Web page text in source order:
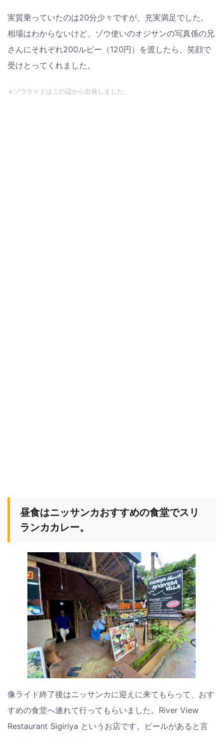
実質乗っていたのは20分少々ですが、充実満足でした。
相場はわからないけど、ゾウ使いのオジサンの写真係の兄
さんにそれぞれ200ルピー（120円）を渡したら、笑顔で
受けとってくれました。
↓ゾウライドはこの辺から出発しました。
昼食はニッサンカおすすめの食堂でスリ
ランカカレー。
像ライド終了後はニッサンカに迎えに来てもらって、おす
すめの食堂へ連れて行ってもらいました。River View
Restaurant Sigiriya というお店です。ビールがあると言